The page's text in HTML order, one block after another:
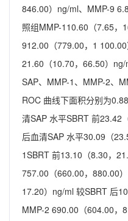
846.00）ng/ml、MMP-9
照组MMP-110.60（7.65，
912.00（779.00，1
21.60（10.70，66.50）ng/
SAP、MMP-1、MMP-2、
ROC 曲线下面积分别为
清SAP 水平SBRT 前23.42
后血清SAP 水平30.09（
1SBRT 前13.10（8.30，
757.00（660.00，880.00
17.20）ng/ml 较SBRT 后
MMP-2 690.00（604.00，